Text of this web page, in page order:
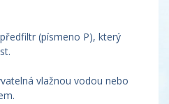
(písmeno P), který
vlažnou vodou nebo